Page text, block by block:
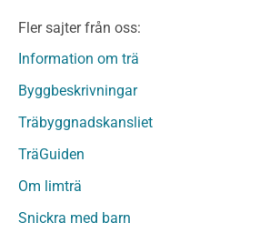
Fanerträ
Fanerträ Obehandlat
Träpanel och Utvändig
Träpanel och utvändig
Trägolv
Sågat virke
Fler sajter från oss:
Information om trä
Byggbeskrivningar
Träbyggnadskansliet
TräGuiden
Om limträ
Snickra med barn